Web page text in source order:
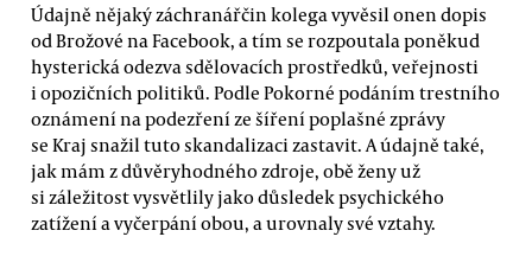
Údajně nějaký záchranářčin kolega vyvěsil onen dopis
od Brožové na Facebook, a tím se rozpoutala poněkud
hysterická odezva sdělovacích prostředků, veřejnosti
i opozičních politiků. Podle Pokorné podáním trestního
oznámení na podezření ze šíření poplašné zprávy
se Kraj snažil tuto skandalizaci zastavit. A údajně také,
jak mám z důvěryhodného zdroje, obě ženy už
si záležitost vysvětlily jako důsledek psychického
zatížení a vyčerpání obou, a urovnaly své vztahy.